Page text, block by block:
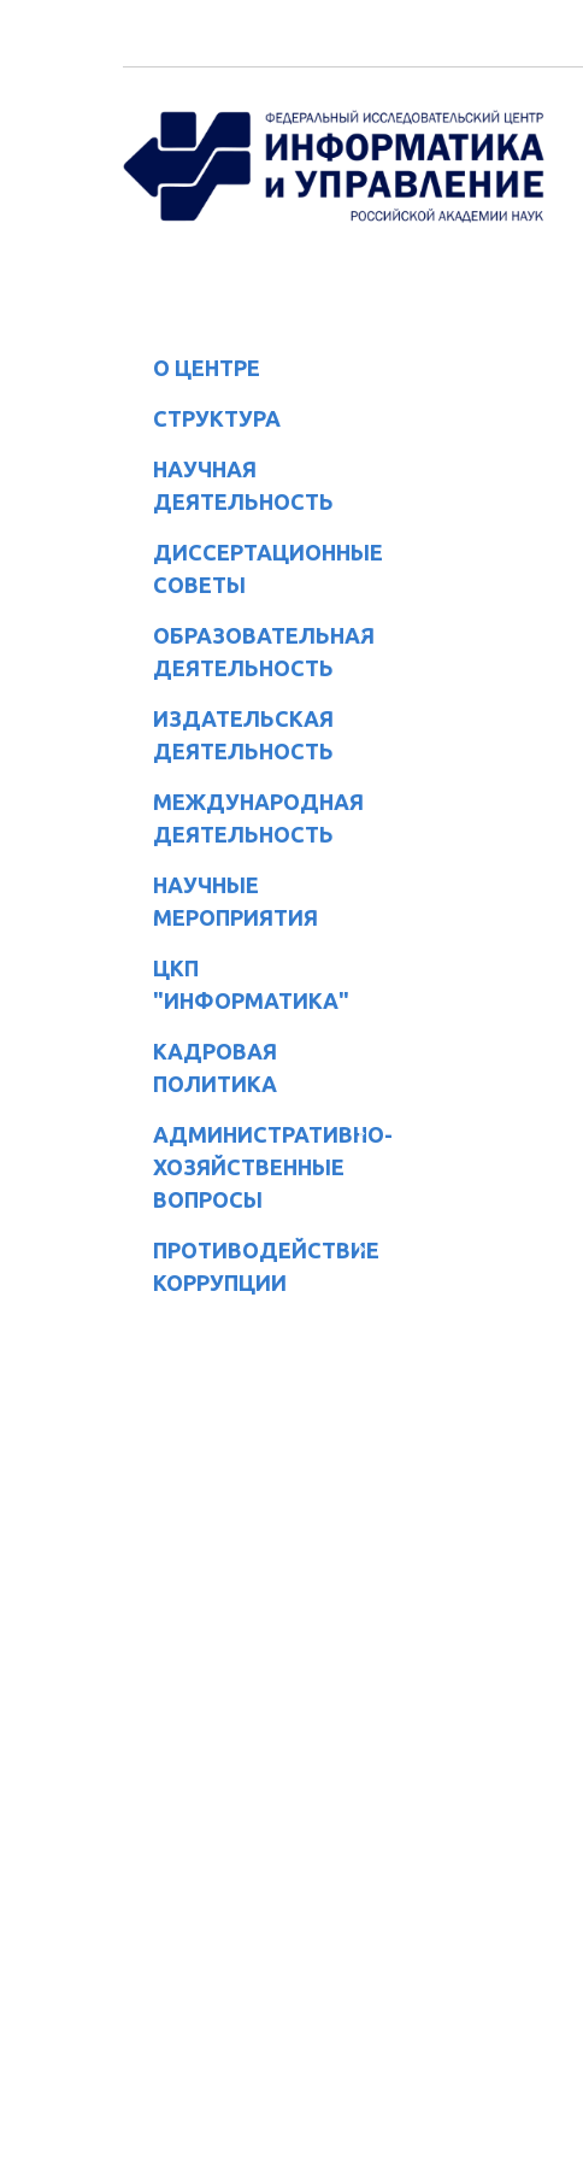
О ЦЕНТРЕ
СТРУКТУРА
НАУЧНАЯ
ДЕЯТЕЛЬНОСТЬ
ДИССЕРТАЦИОННЫЕ
СОВЕТЫ
ОБРАЗОВАТЕЛЬНАЯ
ДЕЯТЕЛЬНОСТЬ
ИЗДАТЕЛЬСКАЯ
ДЕЯТЕЛЬНОСТЬ
МЕЖДУНАРОДНАЯ
ДЕЯТЕЛЬНОСТЬ
НАУЧНЫЕ
МЕРОПРИЯТИЯ
ЦКП
"ИНФОРМАТИКА"
КАДРОВАЯ
ПОЛИТИКА
АДМИНИСТРАТИВНО-
ХОЗЯЙСТВЕННЫЕ
ВОПРОСЫ
ПРОТИВОДЕЙСТВИЕ
КОРРУПЦИИ